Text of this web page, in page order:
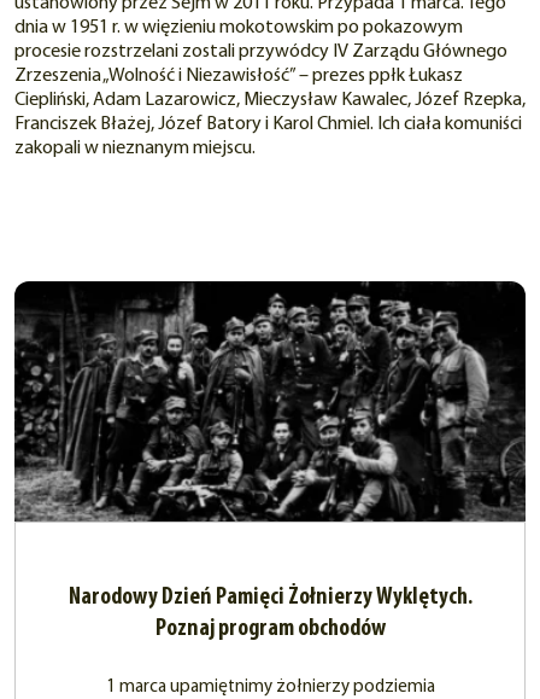
dnia w 1951 r. w więzieniu mokotowskim po pokazowym
procesie rozstrzelani zostali przywódcy IV Zarządu Głównego
Zrzeszenia „Wolność i Niezawisłość” – prezes ppłk Łukasz
Ciepliński, Adam Lazarowicz, Mieczysław Kawalec, Józef Rzepka,
Franciszek Błażej, Józef Batory i Karol Chmiel. Ich ciała komuniści
zakopali w nieznanym miejscu.
Narodowy Dzień Pamięci Żołnierzy Wyklętych.
Poznaj program obchodów
1 marca upamiętnimy żołnierzy podziemia